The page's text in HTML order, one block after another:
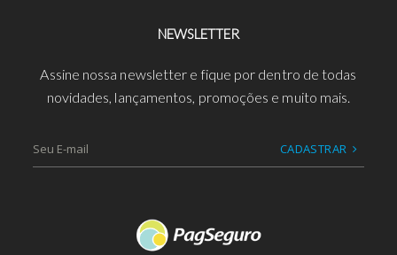
NEWSLETTER
Assine nossa newsletter e fique por dentro de todas
novidades, lançamentos, promoções e muito mais.
CADASTRAR